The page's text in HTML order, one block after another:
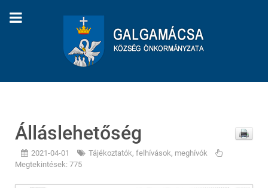
Álláslehetőség
2021-04-01
Tájékoztatók, felhívások, meghívók
Megtekintések: 775